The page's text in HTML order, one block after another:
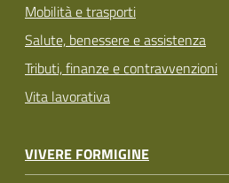
Mobilità e trasporti
Salute, benessere e assistenza
Tributi, finanze e contravvenzioni
Vita lavorativa
VIVERE FORMIGINE